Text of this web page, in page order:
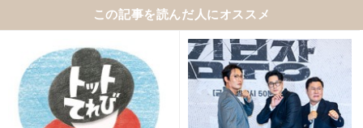
この記事を読んだ人にオススメ